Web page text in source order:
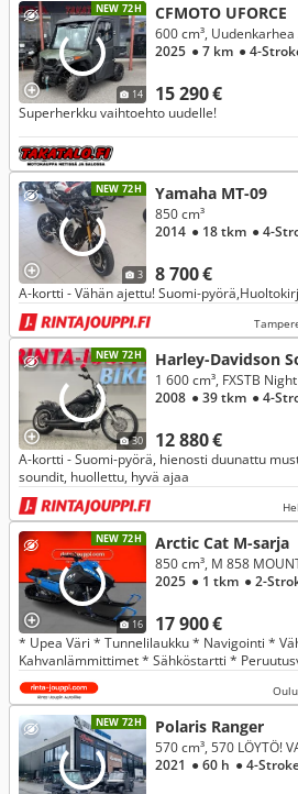
NEW 72H
14
CFMOTO UFORCE
15 290 €
2025 ● 7 km ● 4-
Superherkku vaihtoehto uudelle!
NEW 72H
3
Yamaha MT-09
8 700 €
850 cm³
2014 ● 18 tkm ● 4-
A-kortti - Vähän ajettu! Suomi-
NEW 72H
30
Harley-Davidson
12 880 €
1 600 cm³, FXSTB
2008 ● 39 tkm ● 4-
A-kortti - Suomi-pyörä, hienosti duunattu
soundit, huollettu, hyvä ajaa
NEW 72H
16
Arctic Cat M-sarja
17 900 €
850 cm³, M 858
2025 ● 1 tkm ● 2-
* Upea Väri * Tunnelilaukku * Navigointi *
Kahvanlämmittimet * Sähköstartti *
NEW 72H Polaris Ranger
2021 ● 60 h ● 4-